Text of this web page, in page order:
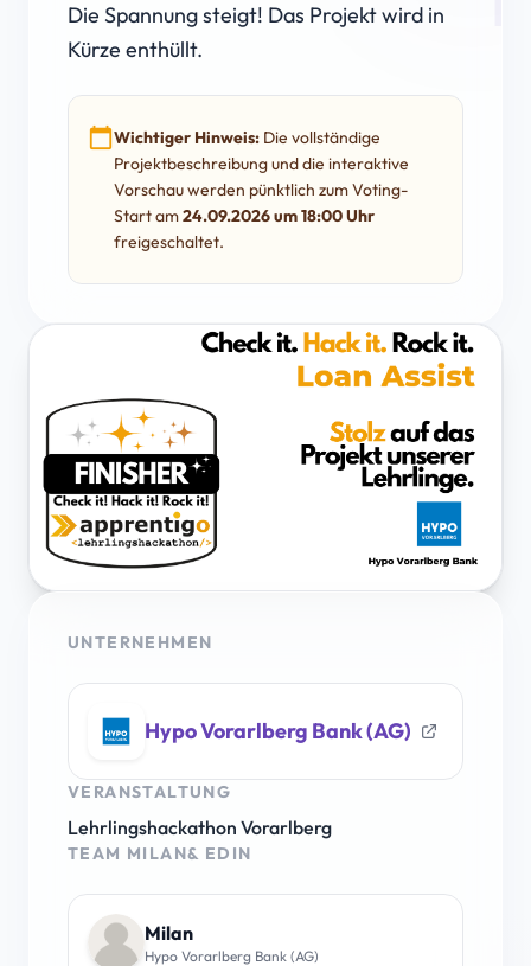
Die Spannung steigt! Das Projekt wird in
Kürze enthüllt.
calendar_todayWichtiger Hinweis: Die vollständige
Projektbeschreibung und die interaktive
Vorschau werden pünktlich zum Voting-
Start am24.09.2026 um 18:00 Uhr
freigeschaltet.
UNTERNEHMEN
Hypo Vorarlberg Bank (AG)
VERANSTALTUNG
Lehrlingshackathon Vorarlberg
TEAM MILAN& EDIN
Milan
Hypo Vorarlberg Bank (AG)